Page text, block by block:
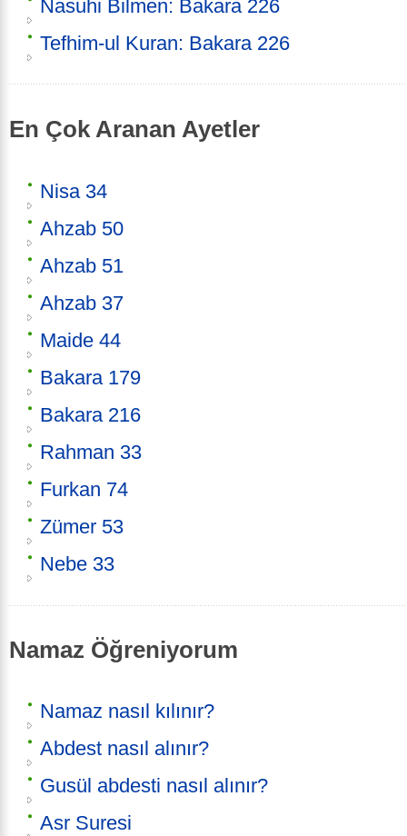
Nasuhi Bilmen: Bakara 226
Tefhim-ul Kuran: Bakara 226
En Çok Aranan Ayetler
Nisa 34
Ahzab 50
Ahzab 51
Ahzab 37
Maide 44
Bakara 179
Bakara 216
Rahman 33
Furkan 74
Zümer 53
Nebe 33
Namaz Öğreniyorum
Namaz nasıl kılınır?
Abdest nasıl alınır?
Gusül abdesti nasıl alınır?
Asr Suresi